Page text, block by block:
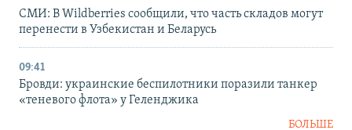
СМИ: В Wildberries сообщили, что часть складов могут
перенести в Узбекистан и Беларусь
09:41
Бровди: украинские беспилотники поразили танкер
«теневого флота» у Геленджика
БОЛЬШЕ